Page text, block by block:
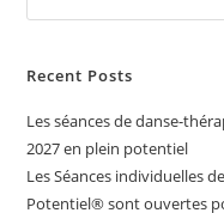
Recent Posts
Les séances de danse-
2027 en plein potentiel
Les Séances individuelles
Potentiel®️ sont ouvertes